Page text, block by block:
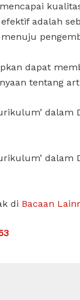
adalah
dapat
tentang
dalam
dalam
di Bacaan